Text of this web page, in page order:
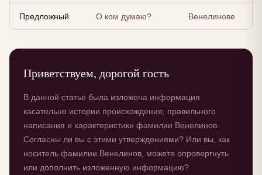
Предложный О ком думаю? Венелинове
Приветствуем, дорогой гость
В данной статье была изложена информация
касательно истории происхождения, правильного
написания и характеристики фамилии Венелинов.
Согласны ли вы с этими утверждениями? Или вы, как
носитель фамилии Венелинов, можете опровергнуть
или дополнить изложенную информацию?